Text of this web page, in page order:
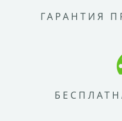
ГАРАНТИЯ